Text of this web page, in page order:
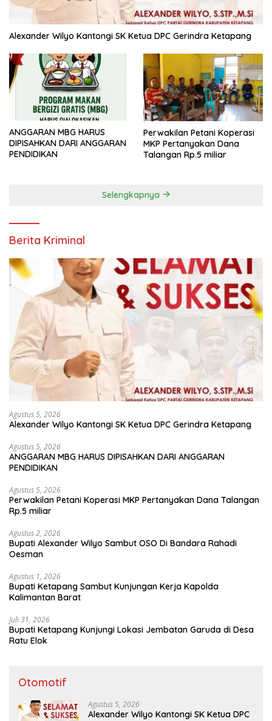
Alexander Wilyo Kantongi SK Ketua DPC Gerindra Ketapang
ANGGARAN MBG HARUS
DIPISAHKAN DARI ANGGARAN
PENDIDIKAN
Perwakilan Petani Koperasi
MKP Pertanyakan Dana
Talangan Rp.5 miliar
Selengkapnya
Berita Kriminal
Agustus 5, 2026
Alexander Wilyo Kantongi SK Ketua DPC Gerindra Ketapang
Agustus 5, 2026
ANGGARAN MBG HARUS DIPISAHKAN DARI ANGGARAN
PENDIDIKAN
Agustus 5, 2026
Perwakilan Petani Koperasi MKP Pertanyakan Dana Talangan
Rp.5 miliar
Agustus 2, 2026
Bupati Alexander Wilyo Sambut OSO Di Bandara Rahadi
Oesman
Agustus 1, 2026
Bupati Ketapang Sambut Kunjungan Kerja Kapolda
Kalimantan Barat
Juli 31, 2026
Bupati Ketapang Kunjungi Lokasi Jembatan Garuda di Desa
Ratu Elok
Otomotif
Agustus 5, 2026
Alexander Wilyo Kantongi SK Ketua DPC